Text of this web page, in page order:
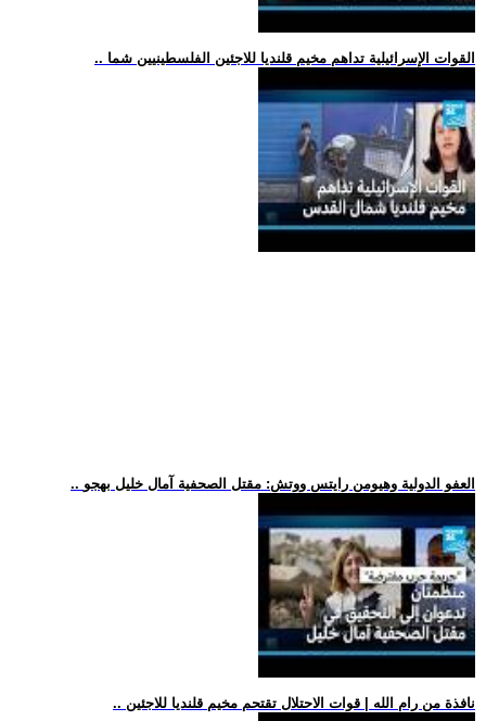
.. القوات الإسرائيلية تداهم مخيم قلنديا للاجئين الفلسطينيين شما
.. العفو الدولية وهيومن رايتس ووتش: مقتل الصحفية آمال خليل بهجو
.. نافذة من رام الله | قوات الاحتلال تقتحم مخيم قلنديا للاجئين